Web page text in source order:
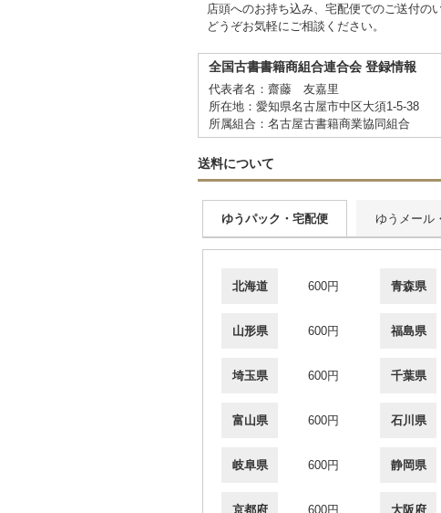
店頭へのお持ち込み、宅配便でのご送付の
どうぞお気軽にご相談ください。
全国古書書籍商組合連合会 登録情報
代表者名：齋藤 友嘉里
所在地：愛知県名古屋市中区大須1-5-38
所属組合：名古屋古書籍商業協同組合
送料について
ゆうパック・宅配便 ゆうメール
北海道 600円 青森県
山形県 600円 福島県
埼玉県 600円 千葉県
富山県 600円 石川県
岐阜県 600円 静岡県
京都府 600円 大阪府